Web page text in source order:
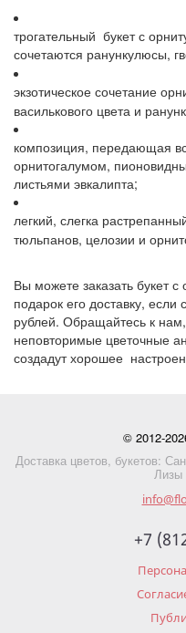
трогательный букет с
сочетаются ранункулюсы,
экзотическое сочетание
василькового цвета и
композиция, передающая
орнитогалумом,
листьями эвкалипта;
легкий, слегка
тюльпанов, целозии и
Вы можете заказать букет
подарок его доставку,
рублей. Обращайтесь к
неповторимые цветочные
создадут хорошее
© 2012-
Доставка цветов, букетов:
Лизы
+7